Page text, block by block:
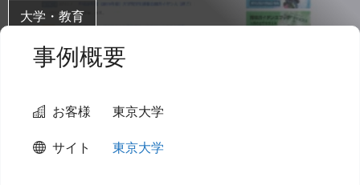
大学・教育
事例概要
お客様 東京大学
サイト 東京大学